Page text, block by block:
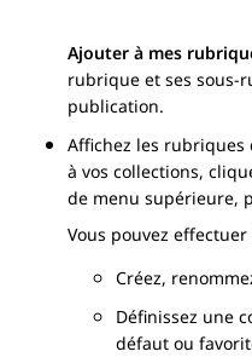
Ajouter à mes
rubrique et ses sous-
publication.
Affichez les rubriques
à vos collections,
de menu supérieure,
Vous pouvez
Créez,
Définissez une
défaut ou